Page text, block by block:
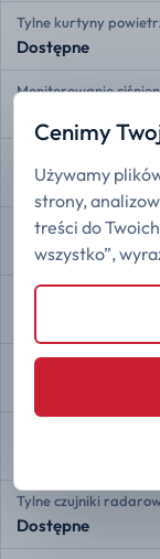
Tylne kurtyny
Dostępne
Monitorowanie
Dostępne
Rozdział siły
Dostępne
Asystent hamowania
Kontrola trakcji
Tylne czujniki
Dostępne
Cenimy
Używamy
strony,
treści do
wszystko”,